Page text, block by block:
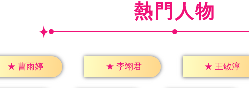
熱門人物
★ 曹雨婷 ★ 李翊君 ★ 王敏淳